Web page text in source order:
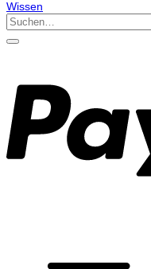
Wissen
Suchen
nach: